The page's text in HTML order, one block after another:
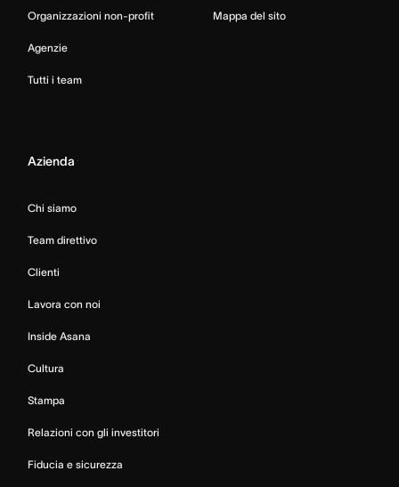
Organizzazioni non-profit
Agenzie
Tutti i team
Mappa del sito
Azienda
Chi siamo
Team direttivo
Clienti
Lavora con noi
Inside Asana
Cultura
Stampa
Relazioni con gli investitori
Fiducia e sicurezza